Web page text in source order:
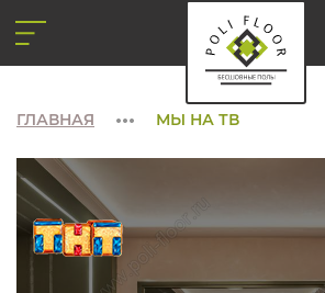
ГЛАВНАЯ МЫ НА ТВ